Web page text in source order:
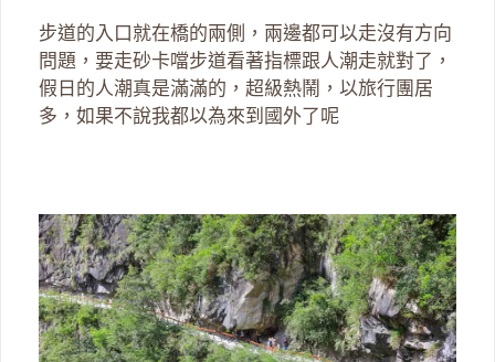
步道的入口就在橋的兩側，兩邊都可以走沒有方向
問題，要走砂卡噹步道看著指標跟人潮走就對了，
假日的人潮真是滿滿的，超級熱鬧，以旅行團居
多，如果不說我都以為來到國外了呢